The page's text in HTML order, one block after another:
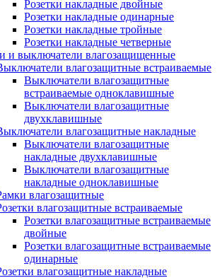
Розетки накладные двойные
Розетки накладные одинарные
Розетки накладные тройные
Розетки накладные четверные
и выключатели влагозащищенные
влагозащитные встраиваемые
Выключатели влагозащитные
встраиваемые одноклавишные
Выключатели влагозащитные
двухклавишные
влагозащитные накладные
Выключатели влагозащитные
накладные двухклавишные
Выключатели влагозащитные
накладные одноклавишные
влагозащитные
влагозащитные встраиваемые
Розетки влагозащитные встраиваемые
двойные
Розетки влагозащитные встраиваемые
одинарные
влагозащитные накладные